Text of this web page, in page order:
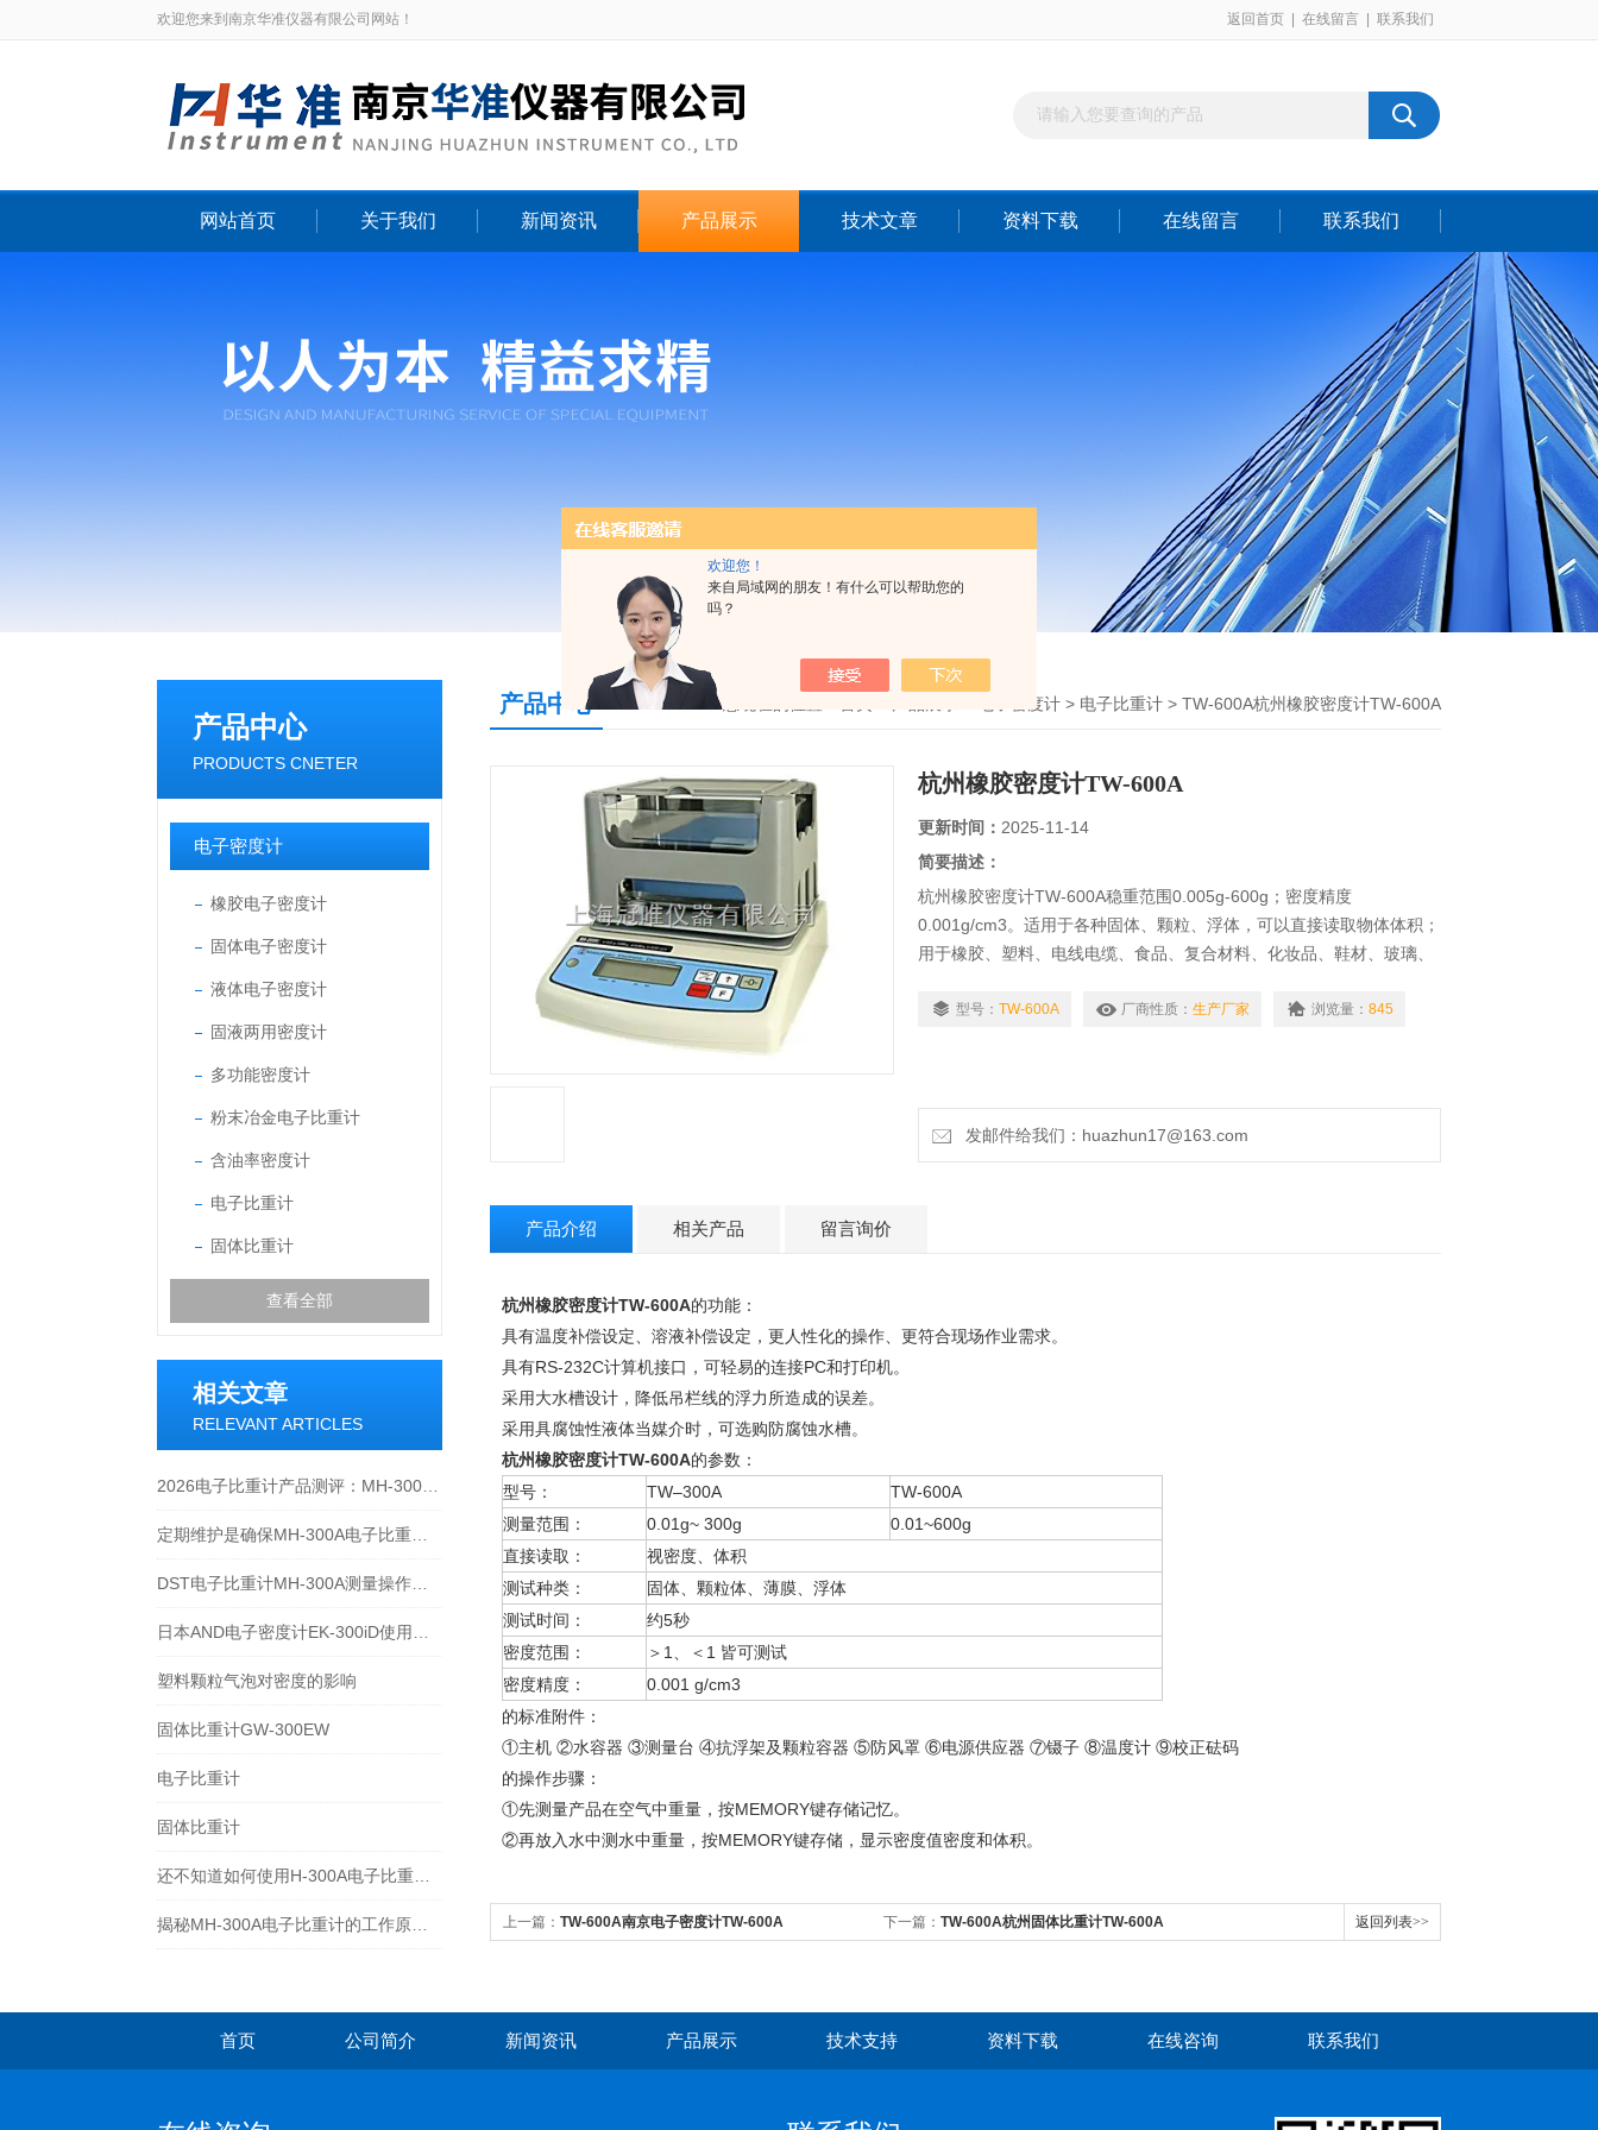
欢迎您！
来自局域网的朋友！有什么可以帮助您的
吗？
欢迎您来到南京华准仪器有限公司网站！ 返回首页 在线留言 联系我们
网站首页 关于我们 新闻资讯 产品展示 技术文章 资料下载 在线留言 联系我们
产品中心
PRODUCTS CNETER
电子密度计
橡胶电子密度计
固体电子密度计
液体电子密度计
固液两用密度计
多功能密度计
粉末冶金电子比重计
含油率密度计
电子比重计
固体比重计
查看全部
相关文章
RELEVANT ARTICLES
塑料颗粒气泡对密度的影响
固体比重计GW-300EW
电子比重计
固体比重计
产品中心 电子密度计 > 电子比重计 > TW-600A杭州橡胶密度计TW-600A
杭州橡胶密度计TW-600A
更新时间： 2025-11-14
简要描述：
杭州橡胶密度计TW-600A稳重范围0.005g-600g；密度精度
0.001g/cm3。适用于各种固体、颗粒、浮体，可以直接读取物体体积；
用于橡胶、塑料、电线电缆、食品、复合材料、化妆品、鞋材、玻璃、
值。 型号： TW-600A 厂商性质： 生产厂家 浏览量： 845
发邮件给我们：huazhun17@163.com
产品介绍 相关产品 留言询价
杭州橡胶密度计TW-600A的功能：
具有温度补偿设定、溶液补偿设定，更人性化的操作、更符合现场作业需求。
具有RS-232C计算机接口，可轻易的连接PC和打印机。
采用大水槽设计，降低吊栏线的浮力所造成的误差。
采用具腐蚀性液体当媒介时，可选购防腐蚀水槽。
杭州橡胶密度计TW-600A的参数：
型号：
TW–300A
TW-600A
测量范围：
0.01g~ 300g
0.01~600g
直接读取：
视密度、体积
测试种类：
固体、颗粒体、薄膜、浮体
测试时间：
约5秒
密度范围：
＞1、＜1 皆可测试
密度精度：
0.001 g/cm3
的标准附件：
①主机 ②水容器 ③测量台 ④抗浮架及颗粒容器 ⑤防风罩 ⑥电源供应器 ⑦镊子 ⑧温度计 ⑨校正砝码
的操作步骤：
①先测量产品在空气中重量，按MEMORY键存储记忆。
②再放入水中测水中重量，按MEMORY键存储，显示密度值密度和体积。
上一篇： TW-600A南京电子密度计TW-600A 下一篇： TW-600A杭州固体比重计TW-600A 返回列表>>
首页 公司简介 新闻资讯 产品展示 技术支持 资料下载 在线咨询 联系我们